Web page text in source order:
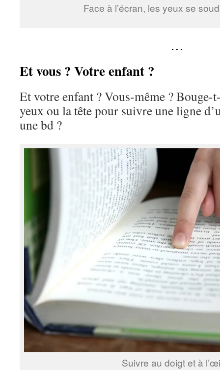
Face à l’écran, les yeux se
…
Et vous ? Votre enfant ?
Et votre enfant ? Vous-même ?
yeux ou la tête pour suivre une ligne
une bd ?
Suivre au doigt et à